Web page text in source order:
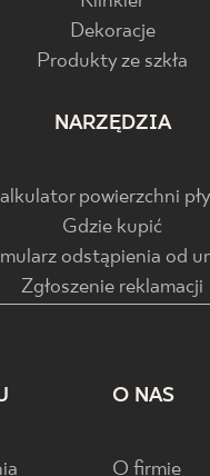
Dekoracje
Produkty ze szkła
NARZĘDZIA
powierzchni
Gdzie kupić
odstąpienia od
Zgłoszenie reklamacji
O NAS
O firmie